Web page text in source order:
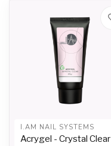
I.AM NAIL SYSTEMS
Acrygel - Crystal Clear